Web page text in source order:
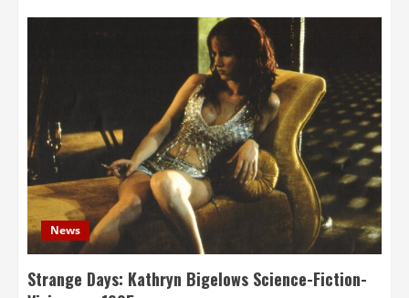
News
Strange Days: Kathryn Bigelows Science-Fiction-